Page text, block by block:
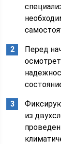
Перед
из